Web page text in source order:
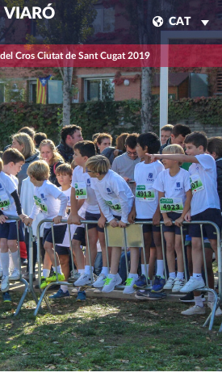
VIARÓ
CAT
Cros Ciutat de Sant Cugat 2019